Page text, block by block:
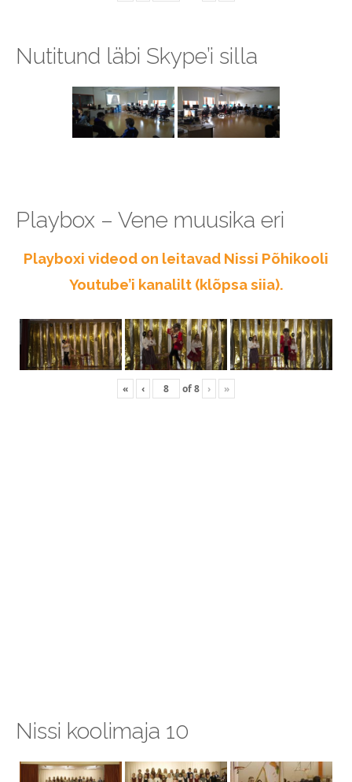
Nutitund läbi Skype’i silla
Playbox – Vene muusika eri
Playboxi videod on leitavad Nissi Põhikooli
Youtube’i kanalilt (klõpsa siia).
« ‹ of8 › »
Nissi koolimaja 10